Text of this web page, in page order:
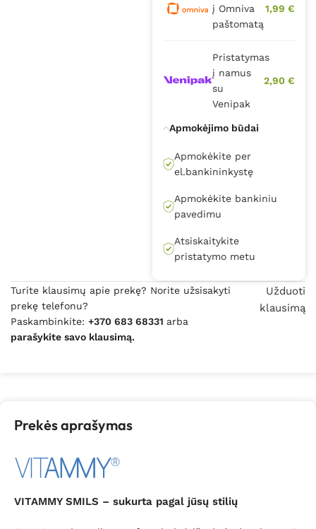
į Omniva
paštomatą
1,99 €
Pristatymas
į namus
su
Venipak
2,90 €
Apmokėjimo būdai
Apmokėkite per
el.bankininkystę
Apmokėkite bankiniu
pavedimu
Atsiskaitykite
pristatymo metu
Turite klausimų apie prekę? Norite užsisakyti
prekę telefonu?
Paskambinkite: +370 683 68331 arba
parašykite savo klausimą.
Užduoti
klausimą
Prekės aprašymas
VITAMMY SMILS – sukurta pagal jūsų stilių